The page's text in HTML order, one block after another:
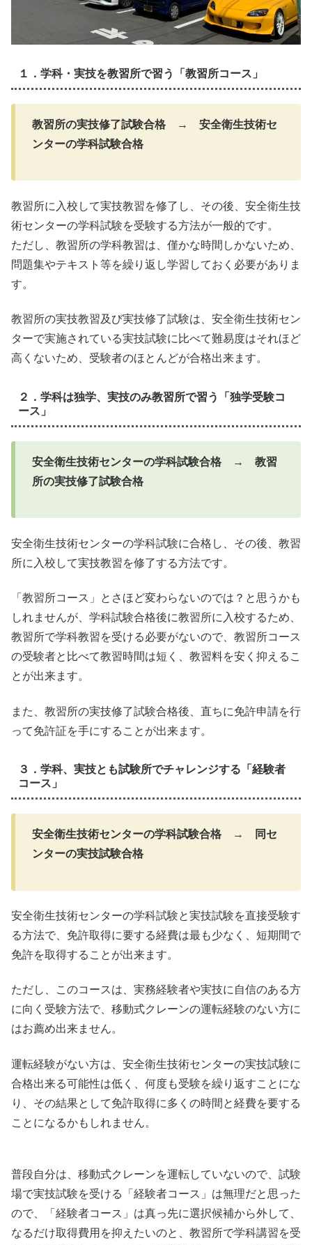
１．学科・実技を教習所で習う「教習所コース」
教習所の実技修了試験合格 → 安全衛生技術セ
ンターの学科試験合格
教習所に入校して実技教習を修了し、その後、安全衛生技
術センターの学科試験を受験する方法が一般的です。
ただし、教習所の学科教習は、僅かな時間しかないため、
問題集やテキスト等を繰り返し学習しておく必要がありま
す。
教習所の実技教習及び実技修了試験は、安全衛生技術セン
ターで実施されている実技試験に比べて難易度はそれほど
高くないため、受験者のほとんどが合格出来ます。
２．学科は独学、実技のみ教習所で習う「独学受験コ
ース」
安全衛生技術センターの学科試験合格 → 教習
所の実技修了試験合格
安全衛生技術センターの学科試験に合格し、その後、教習
所に入校して実技教習を修了する方法です。
「教習所コース」とさほど変わらないのでは？と思うかも
しれませんが、学科試験合格後に教習所に入校するため、
教習所で学科教習を受ける必要がないので、教習所コース
の受験者と比べて教習時間は短く、教習料を安く抑えるこ
とが出来ます。
また、教習所の実技修了試験合格後、直ちに免許申請を行
って免許証を手にすることが出来ます。
３．学科、実技とも試験所でチャレンジする「経験者
コース」
安全衛生技術センターの学科試験合格 →
同セ
ンターの実技試験合格
安全衛生技術センターの学科試験と実技試験を直接受験す
る方法で、免許取得に要する経費は最も少なく、短期間で
免許を取得することが出来ます。
ただし、このコースは、実務経験者や実技に自信のある方
に向く受験方法で、移動式クレーンの運転経験のない方に
はお薦め出来ません。
運転経験がない方は、安全衛生技術センターの実技試験に
合格出来る可能性は低く、何度も受験を繰り返すことにな
り、その結果として免許取得に多くの時間と経費を要する
ことになるかもしれません。
普段自分は、移動式クレーンを運転していないので、試験
場で実技試験を受ける「経験者コース」は無理だと思った
ので、「経験者コース」は真っ先に選択候補から外して、
なるだけ取得費用を抑えたいのと、教習所で学科講習を受